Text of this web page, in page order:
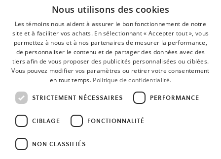
Nous utilisons des cookies
Les témoins nous aident à assurer le bon fonctionnement de notre
site et à faciliter vos achats. En sélectionnant « Accepter tout », vous
permettez à nous et à nos partenaires de mesurer la performance,
de personnaliser le contenu et de partager des données avec des
tiers afin de vous proposer des publicités personnalisées ou ciblées.
Vous pouvez modifier vos paramètres ou retirer votre consentement
en tout temps. Politique de confidentialité.
STRICTEMENT NÉCESSAIRES PERFORMANCE
CIBLAGE FONCTIONNALITÉ
NON CLASSIFIÉS